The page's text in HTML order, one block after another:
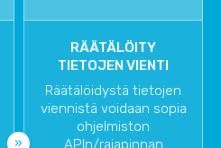
RÄÄTÄLÖITY
TIETOJEN VIENTI
Räätälöidystä tietojen
viennistä voidaan sopia
ohjelmiston
APIn/rajapinnan